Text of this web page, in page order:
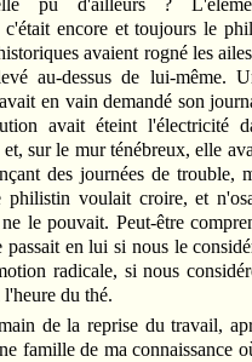
pu d'ailleurs ?
c'était encore et toujours le
avaient rogné les
au‑dessus de lui‑même.
en vain demandé son
avait éteint l'électricité
sur le mur ténébreux, elle
des journées de trouble,
philistin voulait croire, et
le pouvait. Peut‑être
passait en lui si nous le
radicale, si nous
du thé.
de la reprise du travail,
famille de ma connaissance